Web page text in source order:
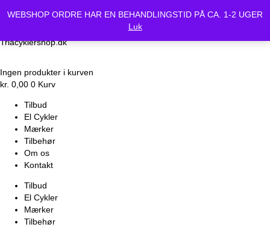
Vi holder lukket Mandag d.24/6 og Tirsdag d.25/6. Alle bestilte
cykler vil være klar Onsdag d.26-6.
Triacyklershop.dk
Ingen produkter i kurven
kr. 0,00 0 Kurv
Tilbud
El Cykler
Mærker
Tilbehør
Om os
Kontakt
Tilbud
El Cykler
Mærker
Tilbehør
WEBSHOP ORDRE HAR EN BEHANDLINGSTID PÅ CA. 1-2 UGER
Luk